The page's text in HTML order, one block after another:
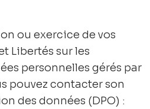
ou exercice de vos
Libertés sur les
personnelles gérés par
pouvez contacter son
des données (DPO) :